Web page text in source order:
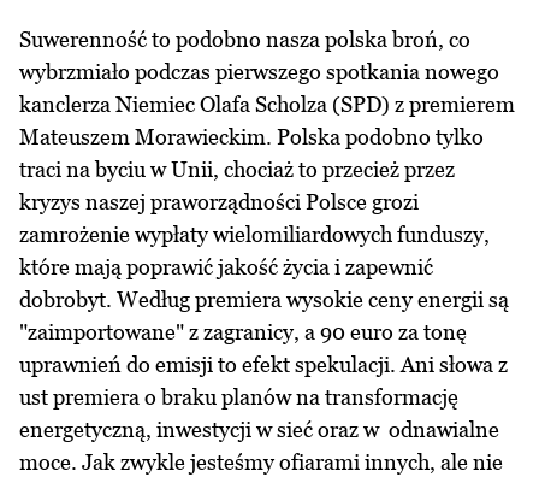
Suwerenność to podobno nasza polska broń, co
wybrzmiało podczas pierwszego spotkania nowego
kanclerza Niemiec Olafa Scholza (SPD) z premierem
Mateuszem Morawieckim. Polska podobno tylko
traci na byciu w Unii, chociaż to przecież przez
kryzys naszej praworządności Polsce grozi
zamrożenie wypłaty wielomiliardowych funduszy,
które mają poprawić jakość życia i zapewnić
dobrobyt. Według premiera wysokie ceny energii są
"zaimportowane" z zagranicy, a 90 euro za tonę
uprawnień do emisji to efekt spekulacji. Ani słowa z
ust premiera o braku planów na transformację
energetyczną, inwestycji w sieć oraz w odnawialne
moce. Jak zwykle jesteśmy ofiarami innych, ale nie